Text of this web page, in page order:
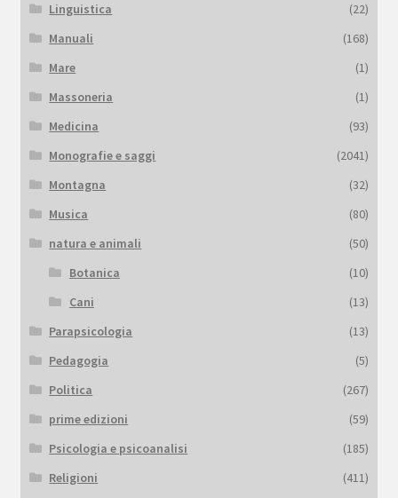
Linguistica
(22)
Manuali
(168)
Mare
(1)
Massoneria
(1)
Medicina
(93)
Monografie e saggi
(2041)
Montagna
(32)
Musica
(80)
natura e animali
(50)
Botanica
(10)
Cani
(13)
Parapsicologia
(13)
Pedagogia
(5)
Politica
(267)
prime edizioni
(59)
Psicologia e psicoanalisi
(185)
Religioni
(411)